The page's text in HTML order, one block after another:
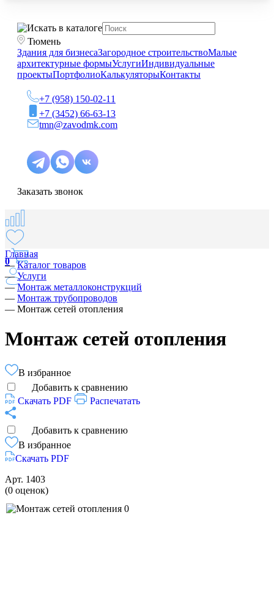
Тюмень
Здания для бизнесаЗагородное строительствоМалые
архитектурные формыУслугиИндивидуальные
проектыПортфолиоКалькуляторыКонтакты
+7 (958) 150-02-11
+7 (3452) 66-63-13
tmn@zavodmk.com
Заказать звонок
0
Главная
—Каталог товаров
—Услуги
—Монтаж металлоконструкций
— Монтаж трубопроводов
— Монтаж сетей отопления
Монтаж сетей отопления
В избранное
Добавить к сравнению
Скачать PDF
Распечатать
Добавить к сравнению
В избранное
Скачать PDF
Арт. 1403
(0 оценок)